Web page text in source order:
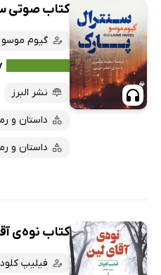
کتاب صوتی
گیوم موسو
نشر البرز
داستان و
داستان و
کتاب نوه‌ی
فیلیپ